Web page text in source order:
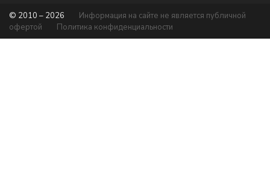
© 2010 – 2026
Информация на сайте не является публичной
офертой
Политика конфиденциальности